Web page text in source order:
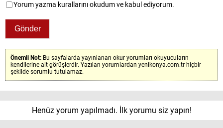
Yorum yazma kurallarını okudum ve kabul ediyorum.
Önemli Not: Bu sayfalarda yayınlanan okur yorumları okuyucuların
kendilerine ait görüşlerdir. Yazılan yorumlardan yenikonya.com.tr hiçbir
şekilde sorumlu tutulamaz.
Henüz yorum yapılmadı. İlk yorumu siz yapın!